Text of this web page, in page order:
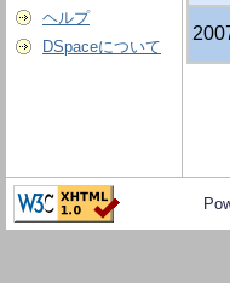
ヘルプ
DSpaceについて